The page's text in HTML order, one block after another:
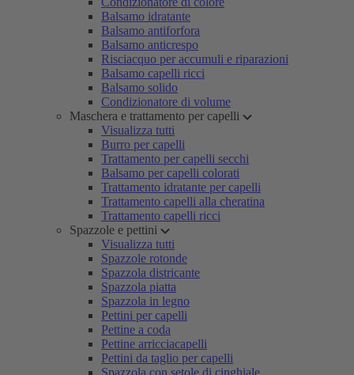
Balsamo idratante
Balsamo antiforfora
Balsamo anticrespo
Risciacquo per accumuli e riparazioni
Balsamo capelli ricci
Balsamo solido
Condizionatore di volume
Maschera e trattamento per capelli
Visualizza tutti
Burro per capelli
Trattamento per capelli secchi
Balsamo per capelli colorati
Trattamento idratante per capelli
Trattamento capelli alla cheratina
Trattamento capelli ricci
Spazzole e pettini
Visualizza tutti
Spazzole rotonde
Spazzola districante
Spazzola piatta
Spazzola in legno
Pettini per capelli
Pettine a coda
Pettine arricciacapelli
Pettini da taglio per capelli
Spazzola con setole di cinghiale